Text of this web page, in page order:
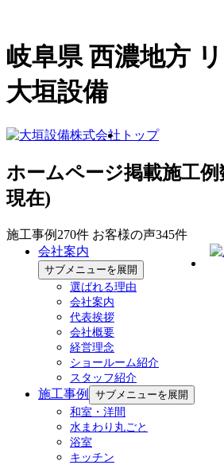
岐阜県 西濃地方
大垣設備
ホームページ掲載施工例
現在)
施工事例 270件 お客様の声345件
トップ
会社案内
サブメニューを展開
選ばれる理由
会社案内
代表挨拶
会社概要
経営理念
ショールーム紹介
スタッフ紹介
施工事例
サブメニューを展開
和室・洋間
水まわり丸ごと
浴室
キッチン